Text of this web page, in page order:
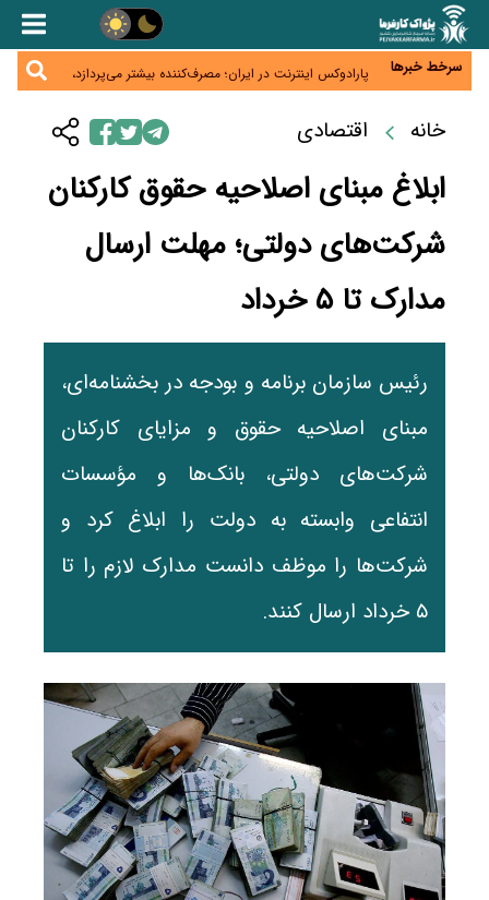
سرخط خبرها
زائران اربعین نگران ارز باقی‌مانده نباشند؛ خرید دینار در
جنگ کریدورها وارد فاز جدید شد؛ سرمایه‌گذاری ۳۴۵
پارادوکس اینترنت در ایران؛ مصرف‌کننده بیشتر می‌پردازد،
شبکه کمتر توسعه می‌یابد
جدید سیاست‌های مالیاتی در حمایت از تولید
معمای تأمین ۸۰ همت معوقات بازنشستگان؛ بانک رفاه
خانه اقتصادی
ابلاغ مبنای اصلاحیه حقوق کارکنان
شرکت‌های دولتی؛ مهلت ارسال
مدارک تا ۵ خرداد
رئیس سازمان برنامه و بودجه در بخشنامه‌ای،
مبنای اصلاحیه حقوق و مزایای کارکنان
شرکت‌های دولتی، بانک‌ها و مؤسسات
انتفاعی وابسته به دولت را ابلاغ کرد و
شرکت‌ها را موظف دانست مدارک لازم را تا
۵ خرداد ارسال کنند.